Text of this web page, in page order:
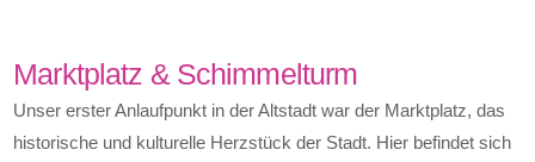
Marktplatz & Schimmelturm
Unser erster Anlaufpunkt in der Altstadt war der Marktplatz, das
historische und kulturelle Herzstück der Stadt. Hier befindet sich